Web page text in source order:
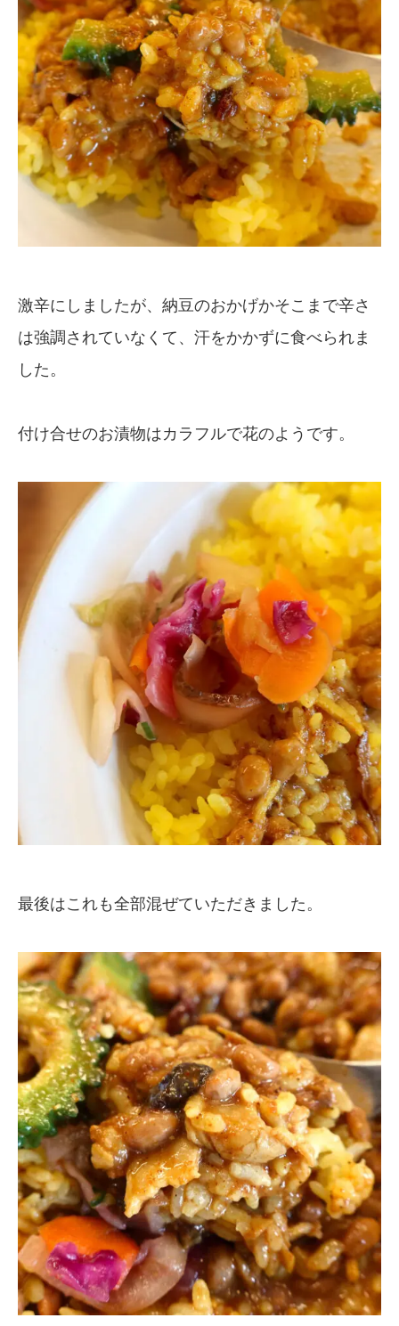
激辛にしましたが、納豆のおかげかそこまで辛さ
は強調されていなくて、汗をかかずに食べられま
した。
付け合せのお漬物はカラフルで花のようです。
最後はこれも全部混ぜていただきました。